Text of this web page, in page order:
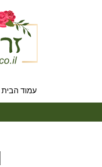
עמוד הבית